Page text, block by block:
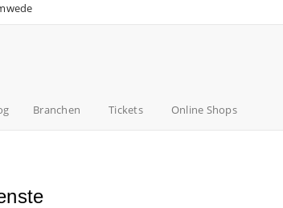
Branchen Tickets Online Shops